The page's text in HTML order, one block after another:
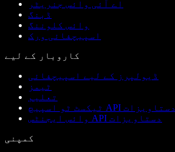
اے آئی وائس جنریٹر
ڈبنگ
وائس کلوننگ
اسپیچفائی ورک
کاروبار کے لیے
ڈیولپرز کے لیے اسپیچفائی
ٹیمز
تعلیم
ٹیکسٹ ٹو اسپیچ API دستاویزات
وائس ایجنٹس API دستاویزات
کمپنی